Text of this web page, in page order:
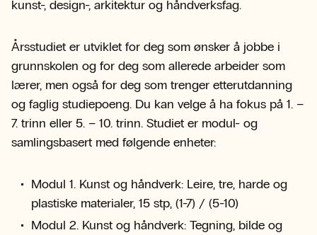
kunst-, design-, arkitektur og håndverksfag.
Årsstudiet er utviklet for deg som ønsker å jobbe i
grunnskolen og for deg som allerede arbeider som
lærer, men også for deg som trenger etterutdanning
og faglig studiepoeng. Du kan velge å ha fokus på 1. –
7. trinn eller 5. – 10. trinn. Studiet er modul- og
samlingsbasert med følgende enheter:
Modul 1. Kunst og håndverk: Leire, tre, harde og
plastiske materialer, 15 stp, (1-7) / (5-10)
Modul 2. Kunst og håndverk: Tegning, bilde og